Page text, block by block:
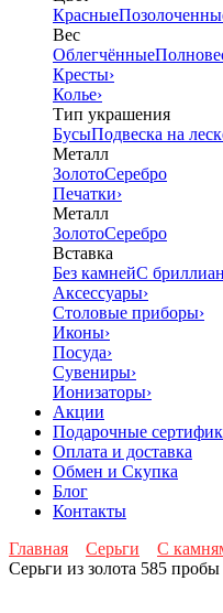
Красные
Вес
Облегчённые
Кресты›
Колье›
Тип украшения
БусыПодвеска на
Металл
ЗолотоСеребро
Печатки›
Металл
ЗолотоСеребро
Вставка
Без камнейС
Аксессуары›
Столовые приборы›
Иконы›
Посуда›
Сувениры›
Ионизаторы›
Акции
Подарочные
Оплата и доставка
Обмен и Скупка
Блог
Контакты
Главная
Серьги
С
Серьги из золота 585